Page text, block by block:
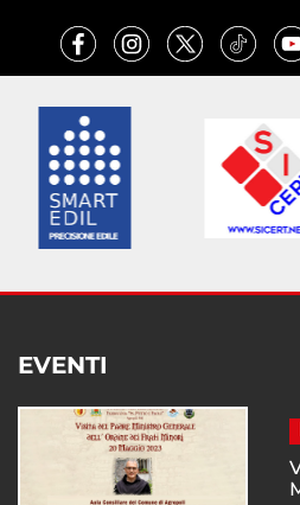
EVENTI